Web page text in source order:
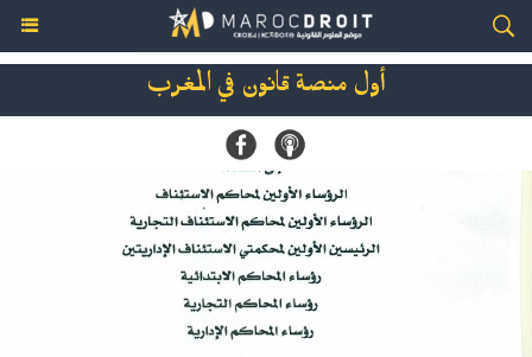
أول منصة قانون في المغرب